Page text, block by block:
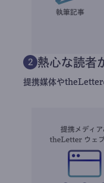
2 熱心な読者
提携媒体やtheLetter